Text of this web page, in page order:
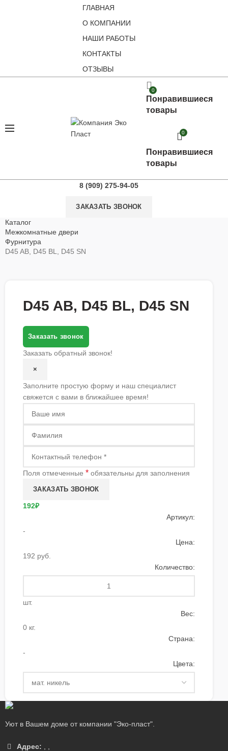
ГЛАВНАЯ
О КОМПАНИИ
НАШИ РАБОТЫ
КОНТАКТЫ
ОТЗЫВЫ
0
Понравившиеся
товары
0
Понравившиеся
товары
8 (909) 275-94-05
ЗАКАЗАТЬ ЗВОНОК
Каталог
Межкомнатные двери
Фурнитура
D45 AB, D45 BL, D45 SN
D45 AB, D45 BL, D45 SN
Заказать звонок
Заказать обратный звонок!
×
Заполните простую форму и наш специалист
свяжется с вами в ближайшее время!
Поля отмеченные * обязательны для заполнения
192₽
Артикул:
-
Цена:
192 руб.
Количество:
шт.
Вес:
0 кг.
Страна:
-
Цвета:
Уют в Вашем доме от компании "Эко-пласт".
Адрес: